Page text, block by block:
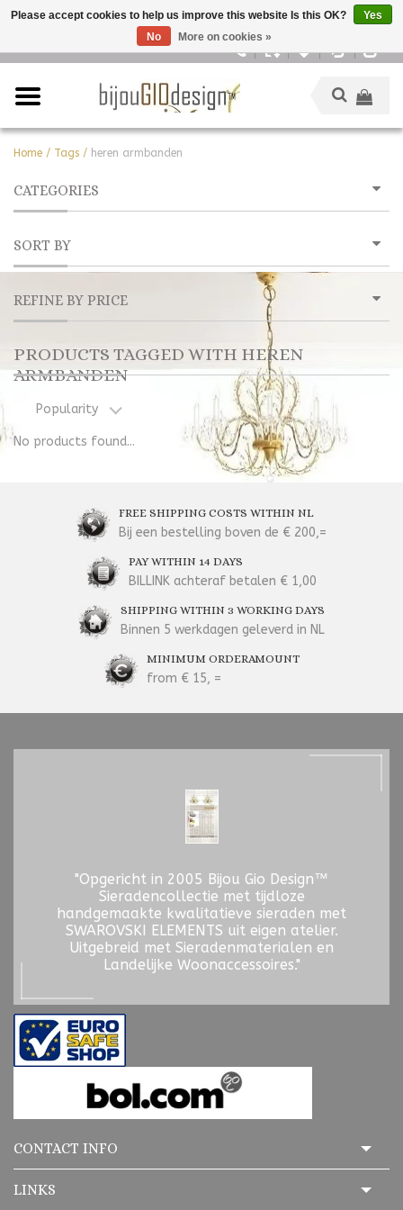
Home / Tags / heren armbanden
CATEGORIES
SORT BY
REFINE BY PRICE
PRODUCTS TAGGED WITH HEREN
ARMBANDEN
Popularity
No products found...
FREE SHIPPING COSTS WITHIN NL
Bij een bestelling boven de € 200,=
PAY WITHIN 14 DAYS
BILLINK achteraf betalen € 1,00
SHIPPING WITHIN 3 WORKING DAYS
Binnen 5 werkdagen geleverd in NL
MINIMUM ORDERAMOUNT
from € 15, =
"Opgericht in 2005 Bijou Gio Design™
Sieradencollectie met tijdloze
handgemaakte kwalitatieve sieraden met
SWAROVSKI ELEMENTS uit eigen atelier.
Uitgebreid met Sieradenmaterialen en
Landelijke Woonaccessoires."
CONTACT INFO
LINKS
Please accept cookies to help us improve this website Is this OK?
Yes
No
More on cookies »